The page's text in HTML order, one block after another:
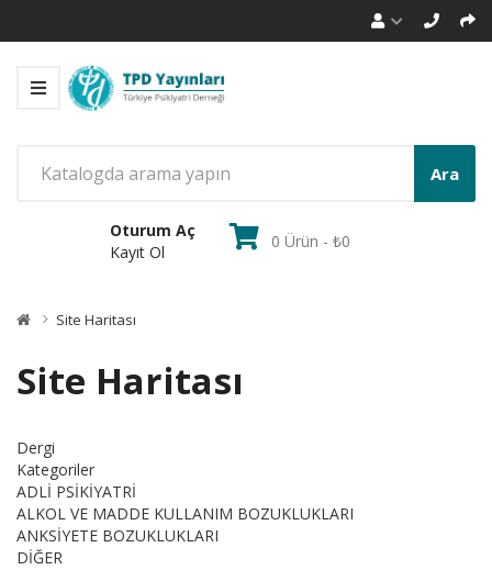
Ara
Oturum Aç
Kayıt Ol
0 Ürün - ₺0
Site Haritası
Site Haritası
Dergi
Kategoriler
ADLİ PSİKİYATRİ
ALKOL VE MADDE KULLANIM BOZUKLUKLARI
ANKSİYETE BOZUKLUKLARI
DİĞER